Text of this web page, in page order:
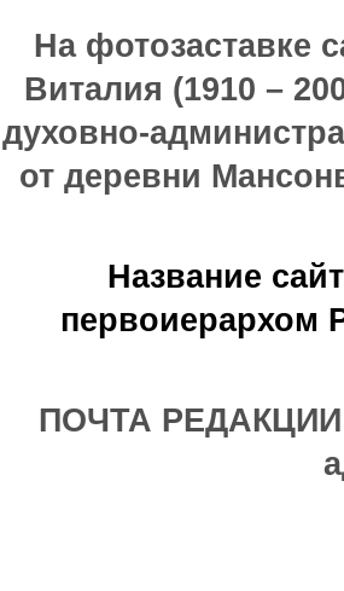
На фотозаставке
Виталия (1910 –
духовно-
от деревни
Название
первоиерархом
ПОЧТА РЕДАКЦИИ